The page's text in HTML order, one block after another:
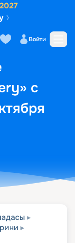
Войти
с
Маршрут и